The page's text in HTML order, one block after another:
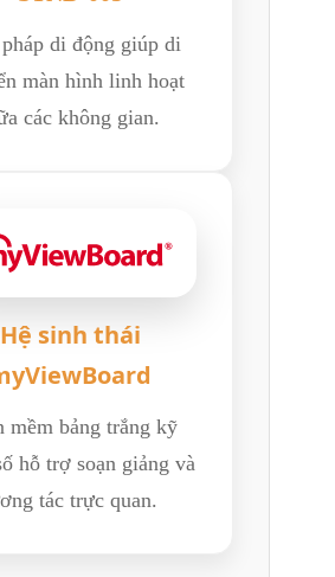
di động giúp di
màn hình linh hoạt
các không gian.
Hệ sinh thái
mềm bảng trắng kỹ
hỗ trợ soạn giảng và
tác trực quan.